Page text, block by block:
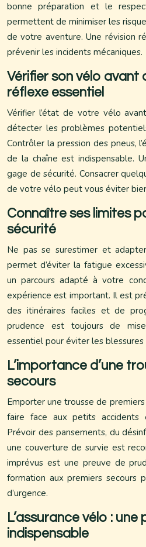
bonne préparation et le
permettent de minimiser les
de votre aventure. Une révision
prévenir les incidents mécaniques.
Vérifier son vélo avant
réflexe essentiel
Vérifier l’état de votre vélo
détecter les problèmes
Contrôler la pression des pneus,
de la chaîne est indispensable.
gage de sécurité. Consacrer
de votre vélo peut vous éviter
Connaître ses limites
sécurité
Ne pas se surestimer et
permet d’éviter la fatigue
un parcours adapté à votre
expérience est important. Il est
des itinéraires faciles et de
prudence est toujours de
essentiel pour éviter les
L’importance d’une
secours
Emporter une trousse de
faire face aux petits accidents
Prévoir des pansements, du
une couverture de survie est
imprévus est une preuve de
formation aux premiers secours
d’urgence.
L’assurance vélo :
indispensable